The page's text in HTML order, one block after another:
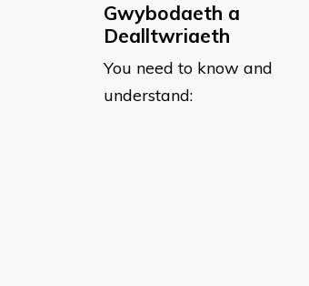
Gwybodaeth a
Dealltwriaeth
You need to know and
understand: